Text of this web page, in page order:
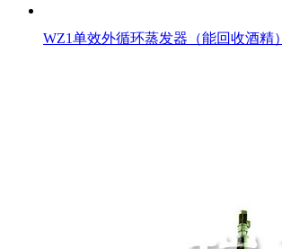
WZ1单效外循环蒸发器（能回收酒精）